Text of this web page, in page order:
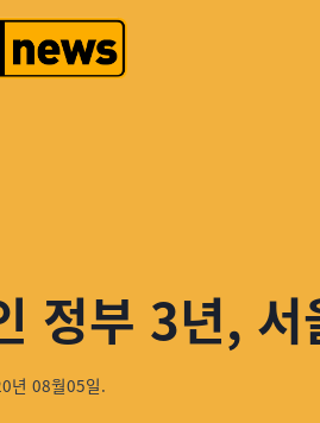
정부 3년,
년 08월05일.